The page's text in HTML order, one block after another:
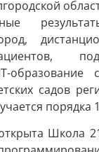
образование
садов
порядка
Школа